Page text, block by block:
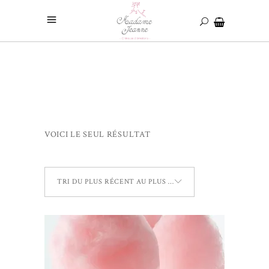
VOICI LE SEUL RÉSULTAT
TRI DU PLUS RÉCENT AU PLUS ANCIEN